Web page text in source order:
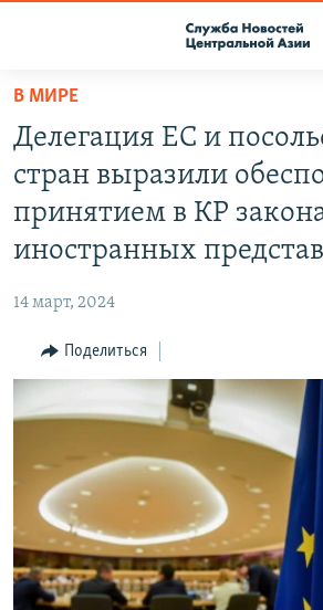
Вернуться
основному
содержанию
Вернутся
главной
Вернутся
поиску
ПОДПИСКА
КОНТАКТЫ
МИГРАНТ МЕДИА
В МИРЕ
Делегация ЕС и
стран выразили
принятием в КР
иностранных
14 март, 2024
Поделиться